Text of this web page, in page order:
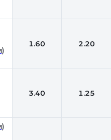
1.60 2.20
3.40 1.25